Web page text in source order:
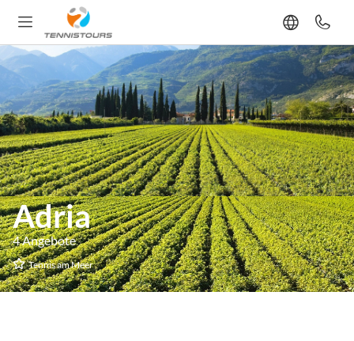
Adria
4 Angebote
Tennis am Meer